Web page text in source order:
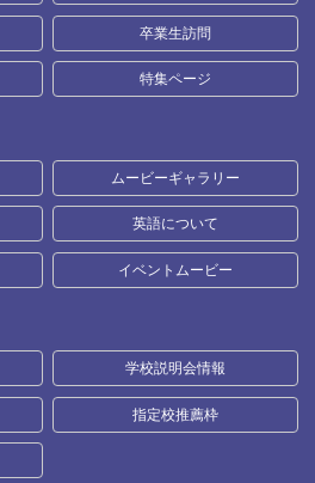
卒業生訪問
特集ページ
ムービーギャラリー
英語について
イベントムービー
学校説明会情報
指定校推薦枠